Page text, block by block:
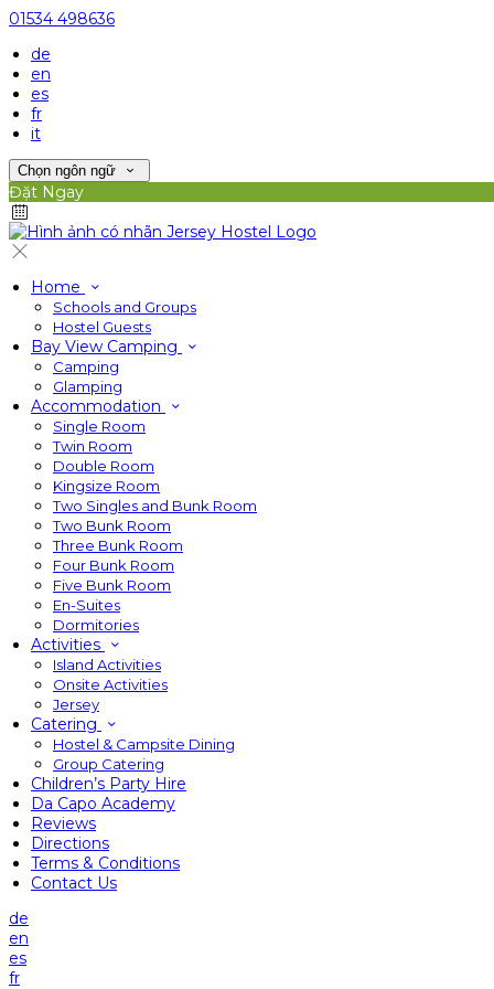
01534 498636
de
en
es
fr
it
Chọn ngôn ngữ
Đặt Ngay
Home
Schools and Groups
Hostel Guests
Bay View Camping
Camping
Glamping
Accommodation
Single Room
Twin Room
Double Room
Kingsize Room
Two Singles and Bunk Room
Two Bunk Room
Three Bunk Room
Four Bunk Room
Five Bunk Room
En-Suites
Dormitories
Activities
Island Activities
Onsite Activities
Jersey
Catering
Hostel & Campsite Dining
Group Catering
Children’s Party Hire
Da Capo Academy
Reviews
Directions
Terms & Conditions
Contact Us
de
en
es
fr